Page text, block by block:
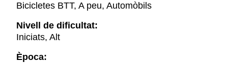
Bicicletes BTT, A peu, Automòbils
Nivell de dificultat:
Iniciats, Alt
Època: